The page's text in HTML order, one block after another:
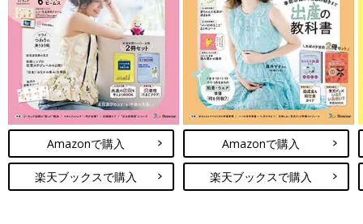
●記事内容でご紹介している投稿、リンク先は、削除される場合
があります。あらかじめご了承ください。
●記事の内容は2023年4月の情報で、現在と異なる場合がありま
す。
●必ず対象年齢を確認の上、ご使用ください。
Amazonで購入
楽天ブックスで購入
Amazonで購入
楽天ブックスで購入